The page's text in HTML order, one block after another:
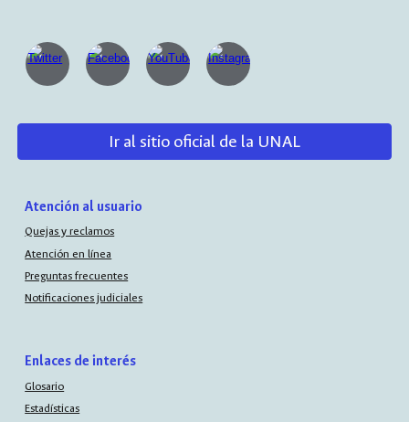
Ir al sitio oficial de la UNAL
Atención al usuario
Quejas y reclamos
Atención en línea
Preguntas frecuentes
Notificaciones judiciales
Enlaces de interés
Glosario
Estadísticas